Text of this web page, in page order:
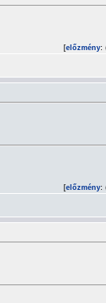
[előzmény:
[előzmény: